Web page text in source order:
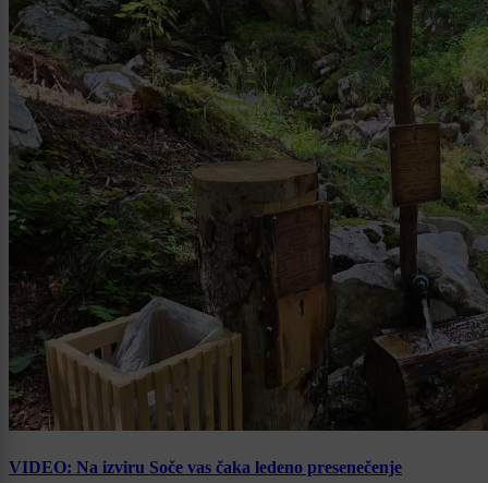
VIDEO: Na izviru Soče vas čaka ledeno presenečenje